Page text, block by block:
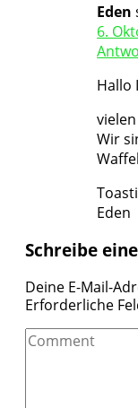
Eden
6.
Hallo
Wir
Eden
Schreibe
Deine E-Mail-
Erforderliche
Comment